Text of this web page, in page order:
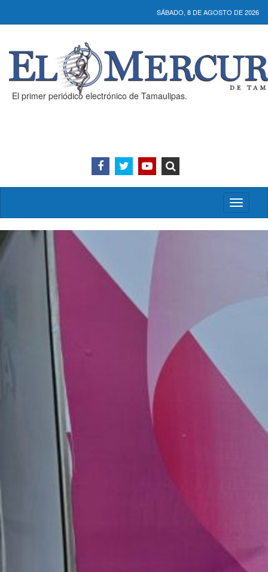
SÁBADO, 8 DE AGOSTO DE 2026
El primer periódico electrónico de Tamaulipas.
Activar/
menú